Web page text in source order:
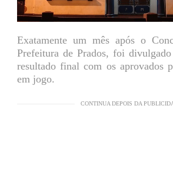
Exatamente um mês após o
Prefeitura de Prados, foi
resultado final com os aprovados
em jogo.
CONTINUA DEPOIS DA